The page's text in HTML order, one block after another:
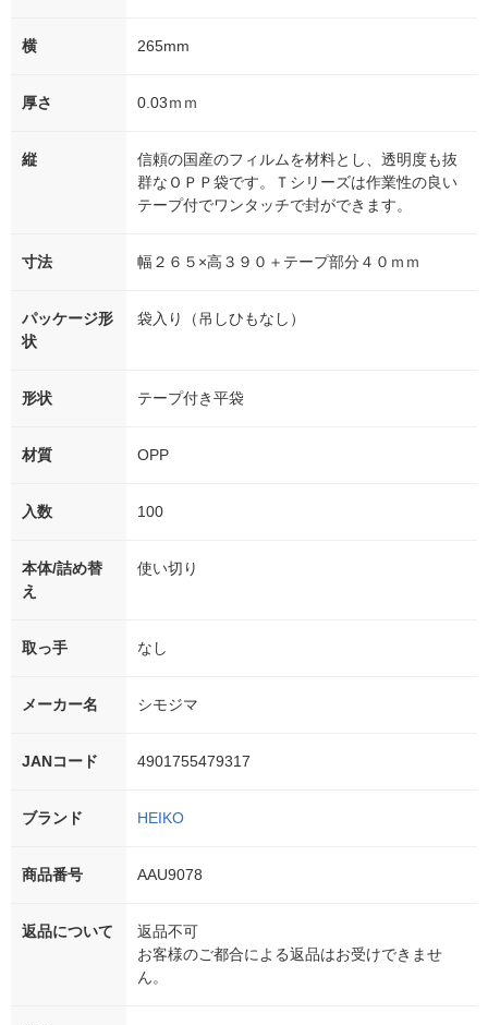
横 265mm
厚さ 0.03ｍｍ
縦
信頼の国産のフィルムを材料とし、透明度も抜
群なＯＰＰ袋です。Ｔシリーズは作業性の良い
テープ付でワンタッチで封ができます。
寸法 幅２６５×高３９０＋テープ部分４０ｍｍ
パッケージ形
状
袋入り（吊しひもなし）
形状 テープ付き平袋
材質 OPP
入数 100
本体/詰め替
え
使い切り
取っ手 なし
メーカー名 シモジマ
JANコード 4901755479317
ブランド HEIKO
商品番号 AAU9078
返品について
返品不可
お客様のご都合による返品はお受けできませ
ん。